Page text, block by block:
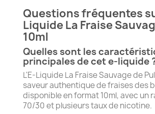
Questions fréquentes
Liquide La Fraise
10ml
Quelles sont les
principales de cet e-liquide
L'E-Liquide La Fraise Sauvage de
saveur authentique de fraises des
disponible en format 10ml, avec un
70/30 et plusieurs taux de nicotine.